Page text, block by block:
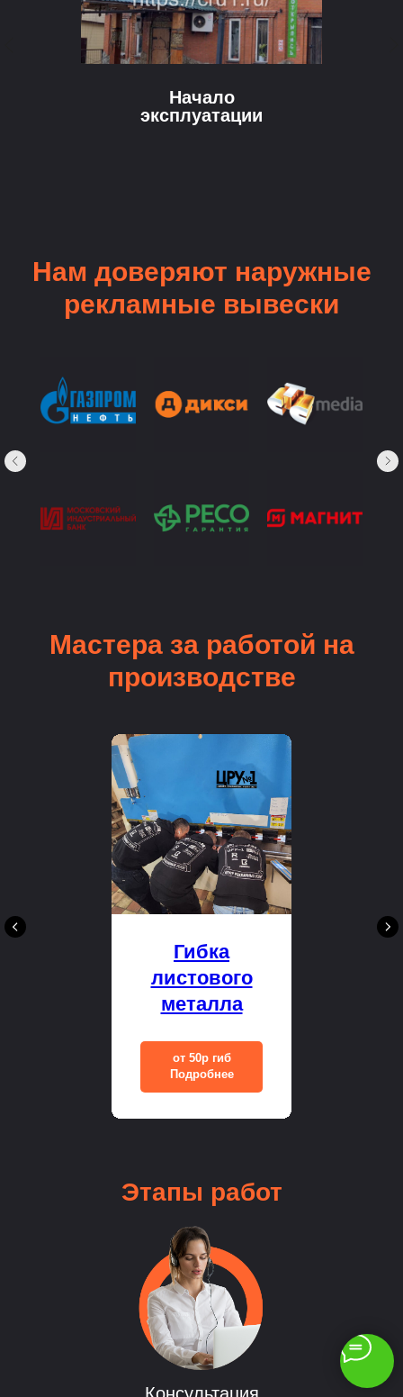
Начало
эксплуатации
Нам доверяют наружные
рекламные вывески
Мастера за работой на
производстве
Гибка
листового
металла
от 50р гиб
Подробнее
Этапы работ